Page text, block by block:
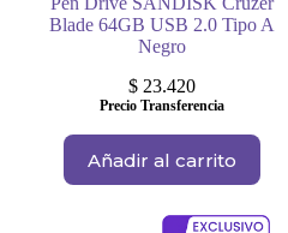
Blade 64GB USB 2.0 Tipo A
Negro
$ 23.420
Precio Transferencia
Añadir al carrito